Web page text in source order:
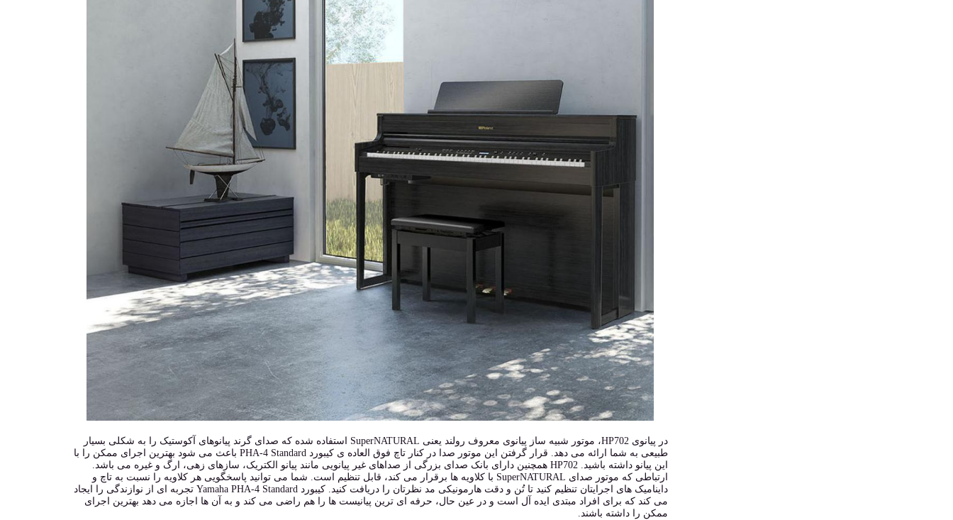
در پیانوی HP702، موتور شبیه ساز پیانوی معروف رولند یعنی SuperNATURAL استفاده شده که صدای گرند پیانوهای آکوستیک را به شکلی بسیار
طبیعی به شما ارائه می دهد. قرار گرفتن این موتور صدا در کنار تاچ فوق العاده ی کیبورد PHA-4 Standard باعث می شود بهترین اجرای ممکن را با
این پیانو داشته باشید. HP702 همچنین دارای بانک صدای بزرگی از صداهای غیر پیانویی مانند پیانو الکتریک، سازهای زهی، ارگ و غیره می باشد.
ارتباطی که موتور صدای SuperNATURAL با کلاویه ها برقرار می کند، قابل تنظیم است. شما می توانید پاسخگویی هر کلاویه را نسبت به تاچ و
داینامیک های اجرایتان تنظیم کنید تا تُن و دقت هارمونیکی مد نظرتان را دریافت کنید. کیبورد Yamaha PHA-4 Standard تجربه ای از نوازندگی را ایجاد
می کند که برای افراد مبتدی ایده آل است و در عین حال، حرفه ای ترین پیانیست ها را هم راضی می کند و به آن ها اجازه می دهد بهترین اجرای
ممکن را داشته باشند.